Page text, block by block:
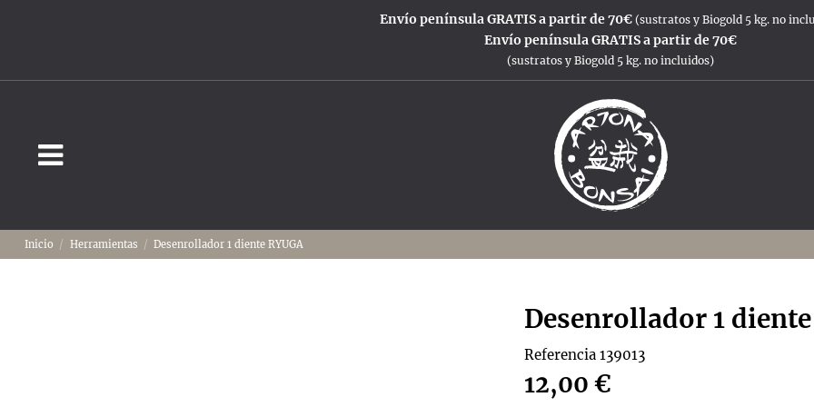
Envío península GRATIS a partir de 70€ (sustratos y Biogold 5 kg. no
Envío península GRATIS a partir de 70€
(sustratos y Biogold 5 kg. no incluidos)
Inicio Herramientas Desenrollador 1 diente RYUGA
Desenrollador 1 diente
Referencia 139013
12,00 €